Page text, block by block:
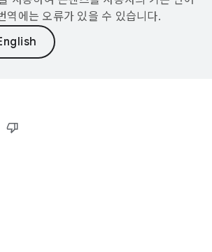
역에는 오류가 있을 수 있습니다.